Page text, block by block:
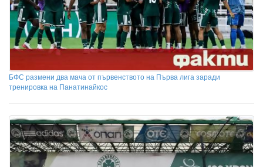
БФС размени два мача от първенството на Първа лига заради
тренировка на Панатинайкос